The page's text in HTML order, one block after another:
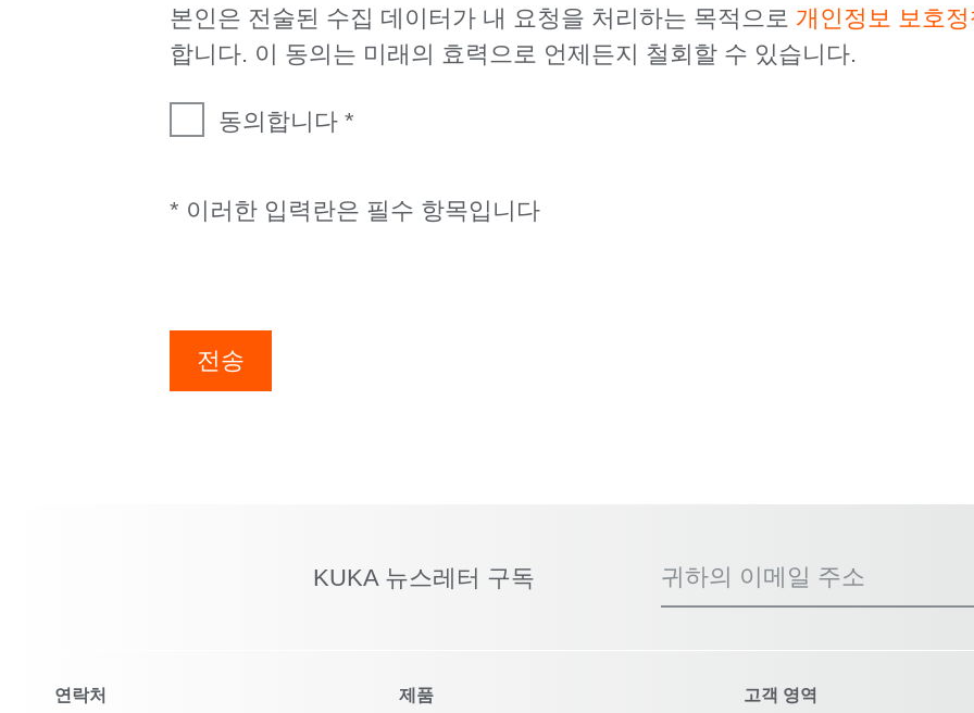
본인은 전술된 수집 데이터가 내 요청을 처리하는 목적으로 개인정보 보호
합니다. 이 동의는 미래의 효력으로 언제든지 철회할 수 있습니다.
동의합니다
* 이러한 입력란은 필수 항목입니다
전송
KUKA 뉴스레터 구독 귀하의 이메일 주소
연락처 제품 고객 영역